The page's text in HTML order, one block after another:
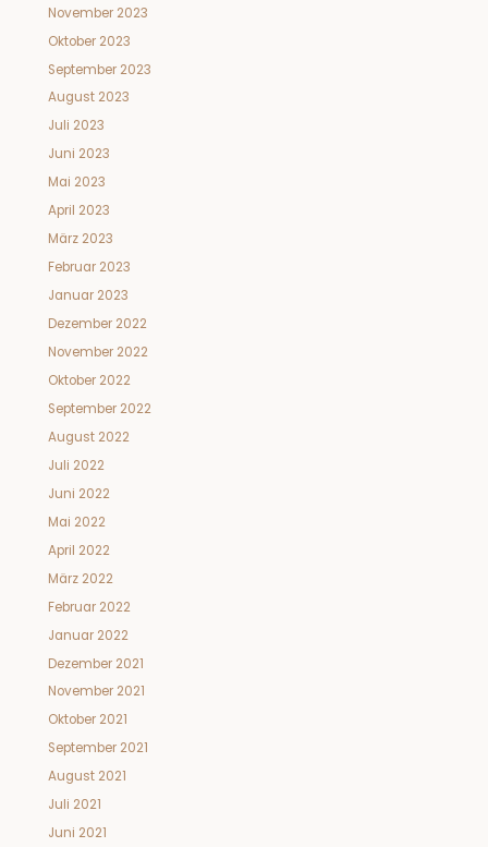
November 2023
Oktober 2023
September 2023
August 2023
Juli 2023
Juni 2023
Mai 2023
April 2023
März 2023
Februar 2023
Januar 2023
Dezember 2022
November 2022
Oktober 2022
September 2022
August 2022
Juli 2022
Juni 2022
Mai 2022
April 2022
März 2022
Februar 2022
Januar 2022
Dezember 2021
November 2021
Oktober 2021
September 2021
August 2021
Juli 2021
Juni 2021